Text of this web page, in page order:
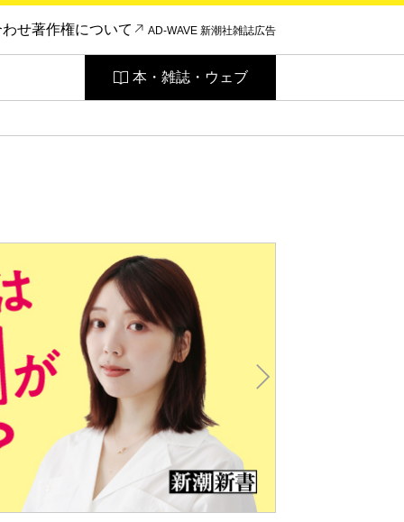
せ著作権について AD-WAVE 新潮社雑誌広告
本・雑誌・ウェブ